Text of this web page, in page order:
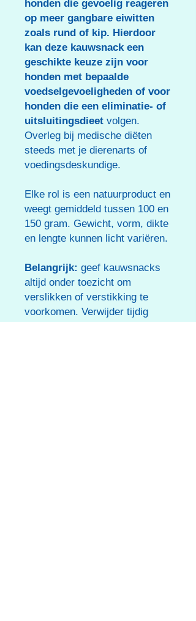
honden die gevoelig reageren
op meer gangbare eiwitten
zoals rund of kip. Hierdoor
kan deze kauwsnack een
geschikte keuze zijn voor
honden met bepaalde
voedselgevoeligheden of voor
honden die een eliminatie- of
uitsluitingsdieet volgen.
Overleg bij medische diëten
steeds met je dierenarts of
voedingsdeskundige.
Elke rol is een natuurproduct en
weegt gemiddeld tussen 100 en
150 gram. Gewicht, vorm, dikte
en lengte kunnen licht variëren.
Belangrijk: geef kauwsnacks
altijd onder toezicht om
verslikken of verstikking te
voorkomen. Verwijder tijdig